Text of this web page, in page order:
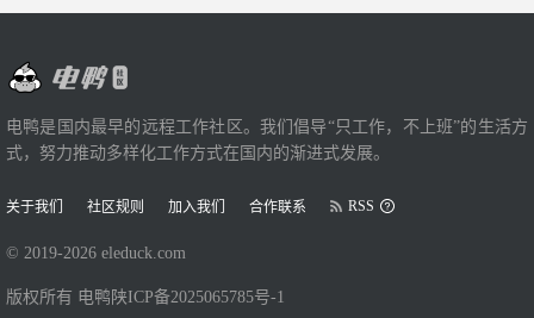
电鸭是国内最早的远程工作社区。我们倡导“只工作，不上班”的生活方
式，努力推动多样化工作方式在国内的渐进式发展。
关于我们 社区规则 加入我们 合作联系 RSS
© 2019-2026 eleduck.com
版权所有 电鸭 陕ICP备2025065785号-1